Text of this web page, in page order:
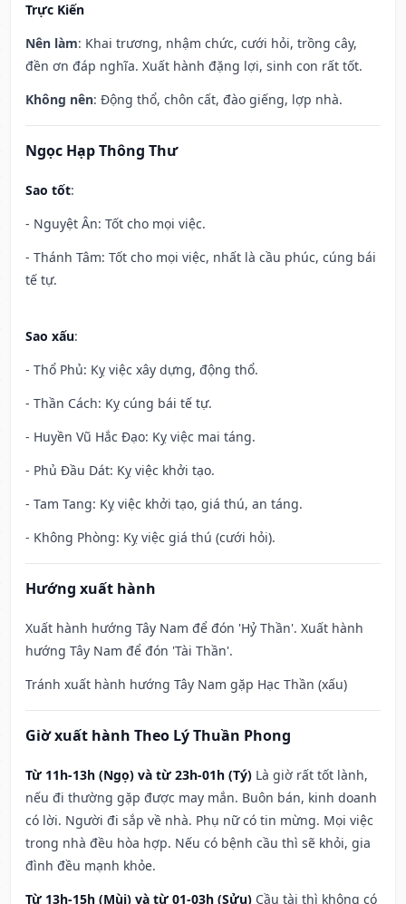
Trực Kiến
Nên làm: Khai trương, nhậm chức, cưới hỏi, trồng cây,
đền ơn đáp nghĩa. Xuất hành đặng lợi, sinh con rất tốt.
Không nên: Động thổ, chôn cất, đào giếng, lợp nhà.
Ngọc Hạp Thông Thư
Sao tốt:
- Nguyệt Ân: Tốt cho mọi việc.
- Thánh Tâm: Tốt cho mọi việc, nhất là cầu phúc, cúng bái
tế tự.
Sao xấu:
- Thổ Phủ: Kỵ việc xây dựng, động thổ.
- Thần Cách: Kỵ cúng bái tế tự.
- Huyền Vũ Hắc Đạo: Kỵ việc mai táng.
- Phủ Đầu Dát: Kỵ việc khởi tạo.
- Tam Tang: Kỵ việc khởi tạo, giá thú, an táng.
- Không Phòng: Kỵ việc giá thú (cưới hỏi).
Hướng xuất hành
Xuất hành hướng Tây Nam để đón 'Hỷ Thần'. Xuất hành
hướng Tây Nam để đón 'Tài Thần'.
Tránh xuất hành hướng Tây Nam gặp Hạc Thần (xấu)
Giờ xuất hành Theo Lý Thuần Phong
Từ 11h-13h (Ngọ) và từ 23h-01h (Tý) Là giờ rất tốt lành,
nếu đi thường gặp được may mắn. Buôn bán, kinh doanh
có lời. Người đi sắp về nhà. Phụ nữ có tin mừng. Mọi việc
trong nhà đều hòa hợp. Nếu có bệnh cầu thì sẽ khỏi, gia
đình đều mạnh khỏe.
Từ 13h-15h (Mùi) và từ 01-03h (Sửu) Cầu tài thì không có